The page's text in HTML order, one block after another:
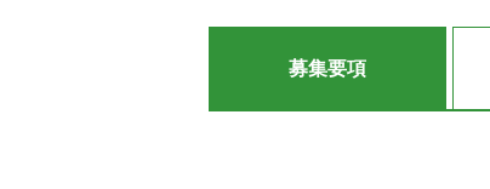
募集要項